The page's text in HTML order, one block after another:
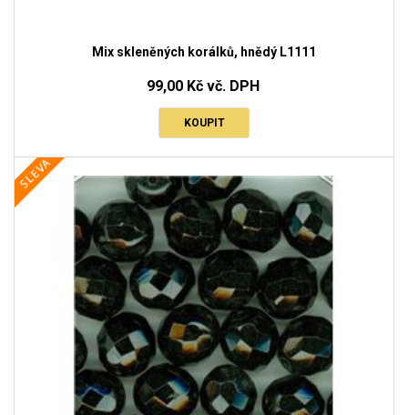
Mix skleněných korálků, hnědý L1111
99,00 Kč vč. DPH
KOUPIT